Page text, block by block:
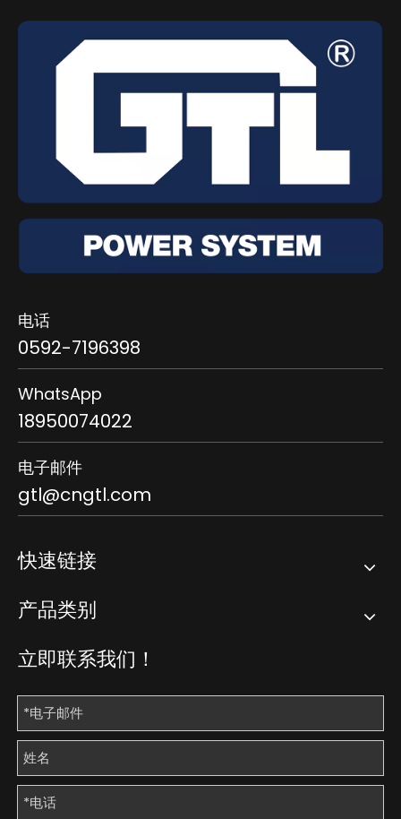
电话
0592-7196398
WhatsApp
18950074022
电子邮件
gtl@cngtl.com
快速链接
产品类别
立即联系我们！